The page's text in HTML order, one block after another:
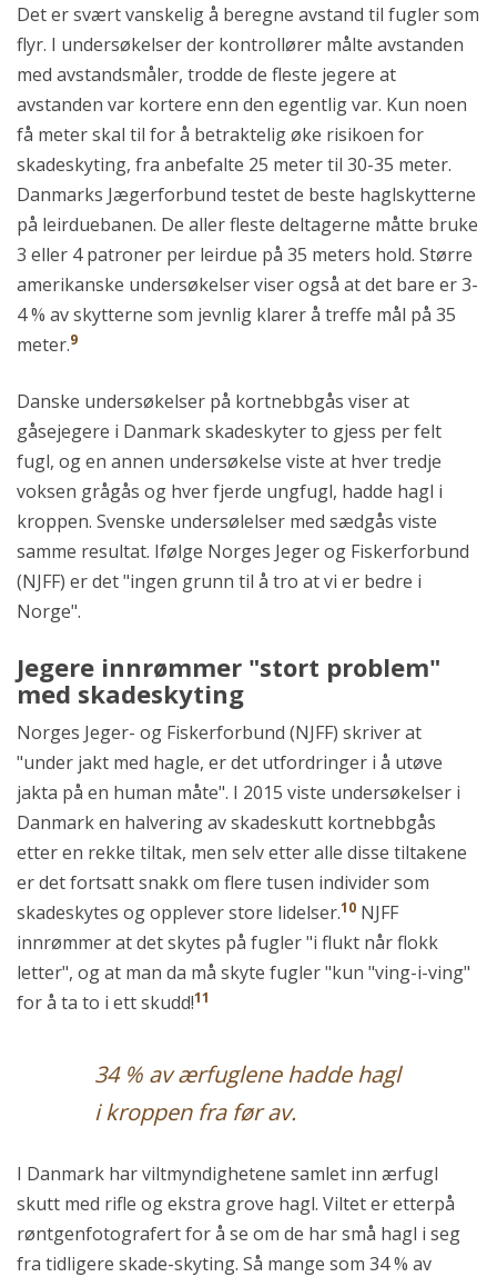
Det er svært vanskelig å beregne avstand til fugler som
flyr. I undersøkelser der kontrollører målte avstanden
med avstandsmåler, trodde de fleste jegere at
avstanden var kortere enn den egentlig var. Kun noen
få meter skal til for å betraktelig øke risikoen for
skadeskyting, fra anbefalte 25 meter til 30-35 meter.
Danmarks Jægerforbund testet de beste haglskytterne
på leirduebanen. De aller fleste deltagerne måtte bruke
3 eller 4 patroner per leirdue på 35 meters hold. Større
amerikanske undersøkelser viser også at det bare er 3-
4 % av skytterne som jevnlig klarer å treffe mål på 35
meter.9
Danske undersøkelser på kortnebbgås viser at
gåsejegere i Danmark skadeskyter to gjess per felt
fugl, og en annen undersøkelse viste at hver tredje
voksen grågås og hver fjerde ungfugl, hadde hagl i
kroppen. Svenske undersølelser med sædgås viste
samme resultat. Ifølge Norges Jeger og Fiskerforbund
(NJFF) er det "ingen grunn til å tro at vi er bedre i
Norge".
Jegere innrømmer "stort problem"
med skadeskyting
Norges Jeger- og Fiskerforbund (NJFF) skriver at
"under jakt med hagle, er det utfordringer i å utøve
jakta på en human måte". I 2015 viste undersøkelser i
Danmark en halvering av skadeskutt kortnebbgås
etter en rekke tiltak, men selv etter alle disse tiltakene
er det fortsatt snakk om flere tusen individer som
skadeskytes og opplever store lidelser.10 NJFF
innrømmer at det skytes på fugler "i flukt når flokk
letter", og at man da må skyte fugler "kun "ving-i-ving"
for å ta to i ett skudd!11
34 % av ærfuglene hadde hagl
i kroppen fra før av.
I Danmark har viltmyndighetene samlet inn ærfugl
skutt med rifle og ekstra grove hagl. Viltet er etterpå
røntgenfotografert for å se om de har små hagl i seg
fra tidligere skade-skyting. Så mange som 34 % av